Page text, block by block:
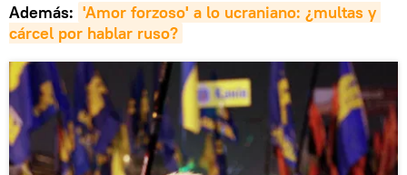
Además: 'Amor forzoso' a lo ucraniano: ¿multas y
cárcel por hablar ruso?